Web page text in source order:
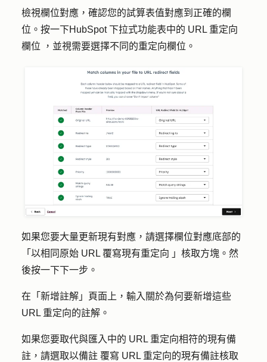
檢視欄位對應，確認您的試算表值對應到正確的欄
位。按一下HubSpot下拉式功能表中的 URL 重定向
欄位
，並視需要選擇不同的重定向欄位。
如果您要大量更新現有對應，請選擇欄位對應底部的
「 以相同原始 URL 覆寫現有重定向 」核取方塊。然
後按一下下一步 。
在「新增註解」頁面上，輸入關於為何要新增這些
URL 重定向的註解 。
如果您要取代與匯入中的 URL 重定向相符的現有備
註，請選取以備註 覆寫 URL 重定向的現有備註核取